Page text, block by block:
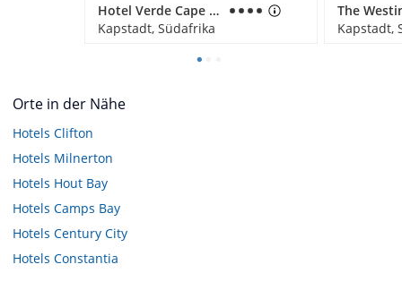
Hotel Verde Cape Town Airport
Kapstadt, Südafrika
Kapstadt,
Orte in der Nähe
Hotels Clifton
Hotels Milnerton
Hotels Hout Bay
Hotels Camps Bay
Hotels Century City
Hotels Constantia